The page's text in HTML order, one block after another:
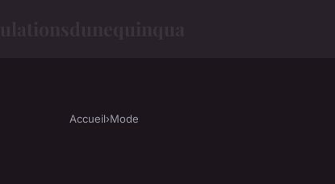
Accueil›Mode